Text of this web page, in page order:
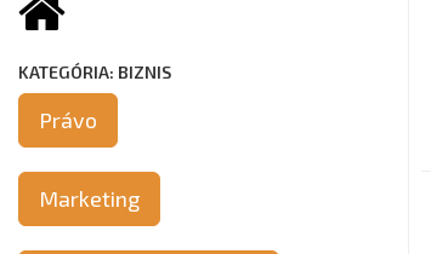
KATEGÓRIA: BIZNIS
Právo
Marketing